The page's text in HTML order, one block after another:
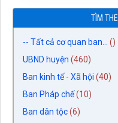
TÌM
-- Tất cả cơ quan ban...
()
UBND huyện (460)
Ban kinh tế - Xã hội (40)
Ban Pháp chế(10)
Ban dân tộc(6)